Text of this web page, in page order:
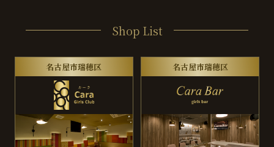
Shop List
名古屋市瑞穂区 名古屋市瑞穂区